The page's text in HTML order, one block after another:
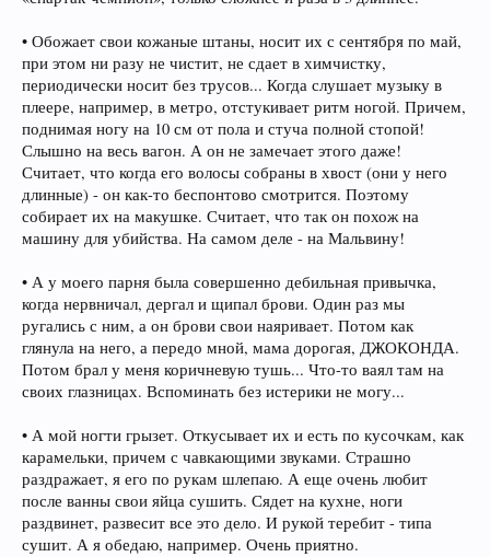
• Обожает свои кожаные штаны, носит их с сентября по май,
при этом ни разу не чистит, не сдает в химчистку,
периодически носит без трусов... Когда слушает музыку в
плеере, например, в метро, отстукивает ритм ногой. Причем,
поднимая ногу на 10 см от пола и стуча полной стопой!
Слышно на весь вагон. А он не замечает этого даже!
Считает, что когда его волосы собраны в хвост (они у него
длинные) - он как-то беспонтово смотрится. Поэтому
собирает их на макушке. Считает, что так он похож на
машину для убийства. На самом деле - на Мальвину!
• А у моего парня была совершенно дебильная привычка,
когда нервничал, дергал и щипал брови. Один раз мы
ругались с ним, а он брови свои наяривает. Потом как
глянула на него, а передо мной, мама дорогая, ДЖОКОНДА.
Потом брал у меня коричневую тушь... Что-то ваял там на
своих глазницах. Вспоминать без истерики не могу...
• А мой ногти грызет. Откусывает их и есть по кусочкам, как
карамельки, причем с чавкающими звуками. Страшно
раздражает, я его по рукам шлепаю. А еще очень любит
после ванны свои яйца сушить. Сядет на кухне, ноги
раздвинет, развесит все это дело. И рукой теребит - типа
сушит. А я обедаю, например. Очень приятно.